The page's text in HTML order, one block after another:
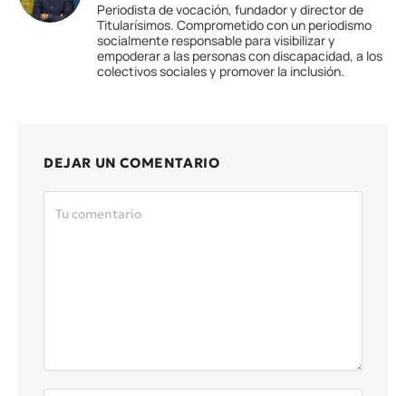
Periodista de vocación, fundador y director de
Titularísimos. Comprometido con un periodismo
socialmente responsable para visibilizar y
empoderar a las personas con discapacidad, a los
colectivos sociales y promover la inclusión.
DEJAR UN COMENTARIO